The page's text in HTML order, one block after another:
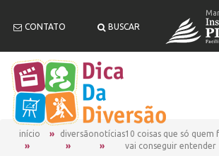
CONTATO BUSCAR
início diversãonotícias10 coisas que só
vai conseguir entender